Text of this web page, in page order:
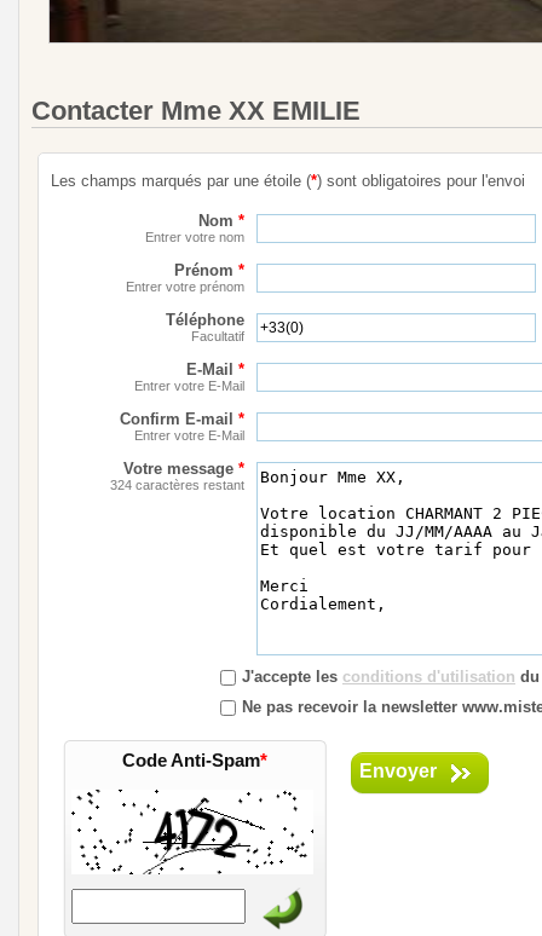
Contacter Mme XX EMILIE
Les champs marqués par une étoile (*) sont obligatoires pour l'envoi
Nom *
Entrer votre nom
Prénom *
Entrer votre prénom
Téléphone
Facultatif
E-Mail *
Entrer votre E-Mail
Confirm E-mail *
Entrer votre E-Mail
Votre message *
324 caractères restant
J'accepte les conditions d'utilisation
Ne pas recevoir la newsletter
Code Anti-Spam* Envoyer